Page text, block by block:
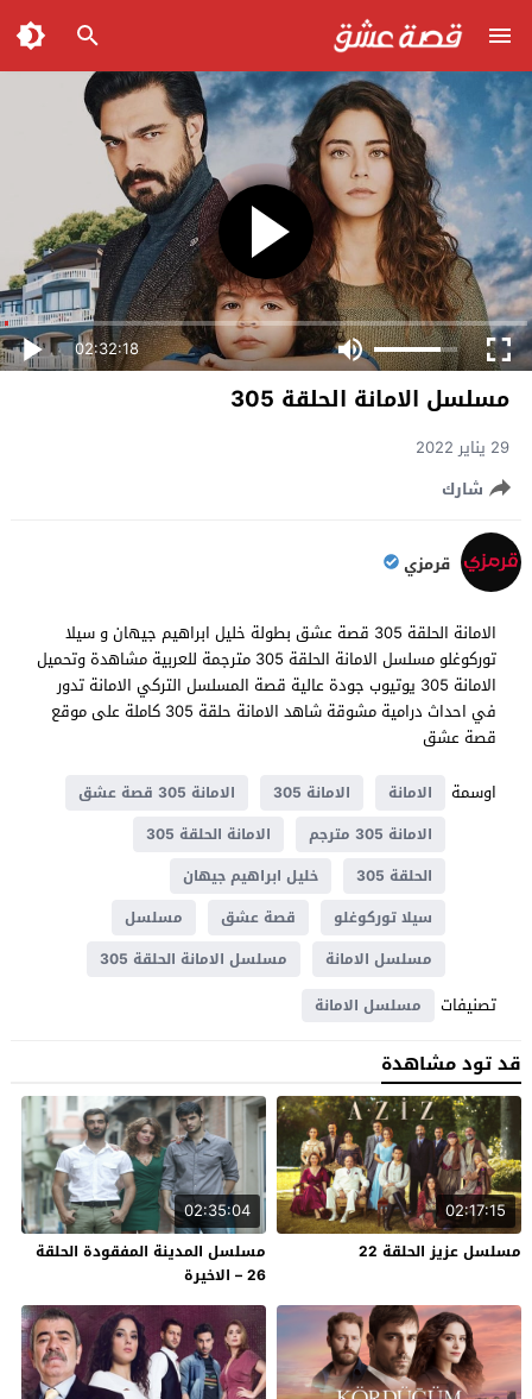
02:32:18
مسلسل الامانة الحلقة 305
29 يناير 2022
شارك
قرمزي
الامانة الحلقة 305 قصة عشق بطولة خليل ابراهيم جيهان و سيلا
توركوغلو مسلسل الامانة الحلقة 305 مترجمة للعربية مشاهدة وتحميل
الامانة 305 يوتيوب جودة عالية قصة المسلسل التركي الامانة تدور
في احداث ​​درامية مشوقة شاهد الامانة حلقة 305 كاملة على موقع
قصة عشق
اوسمة
الامانة الامانة 305
الامانة 305 قصة عشق
الامانة 305 مترجم
الامانة الحلقة 305
الحلقة 305
خليل ابراهيم جيهان
سيلا توركوغلو
قصة عشق
مسلسل
مسلسل الامانة
مسلسل الامانة الحلقة 305
تصنيفات مسلسل الامانة
قد تود مشاهدة
02:17:15
مسلسل عزيز الحلقة 22
02:35:04
مسلسل المدينة المفقودة الحلقة
26 – الاخيرة